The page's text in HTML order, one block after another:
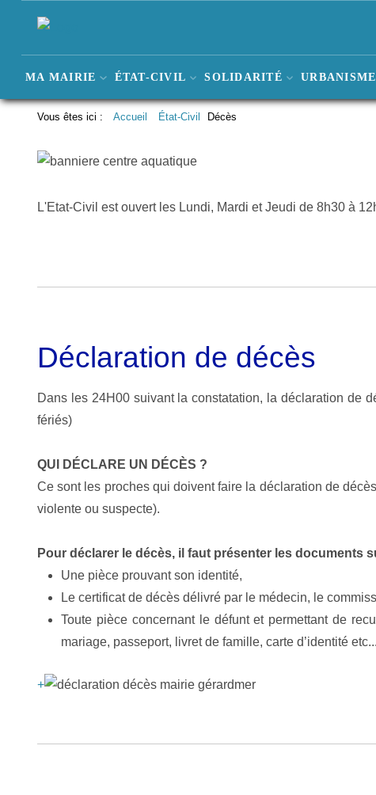
MA MAIRIE ÉTAT-CIVIL SOLIDARITÉ
Vous êtes ici : Accueil État-Civil Décès
L'Etat-Civil est ouvert les Lundi, Mardi et Jeudi de 8h30 à
Déclaration de décès
Dans les 24H00 suivant la constatation, la déclaration de
fériés)
QUI DÉCLARE UN DÉCÈS ?
Ce sont les proches qui doivent faire la déclaration de
violente ou suspecte).
Pour déclarer le décès, il faut présenter les documents
Une pièce prouvant son identité,
Le certificat de décès délivré par le médecin, le
Toute pièce concernant le défunt et permettant de
mariage, passeport, livret de famille, carte d’identité etc...
+